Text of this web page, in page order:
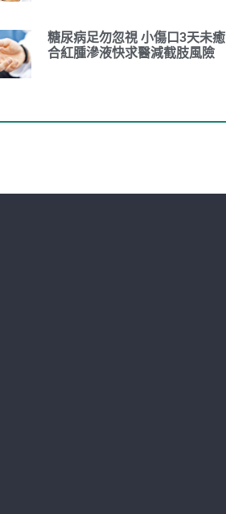
糖尿病足勿忽視 小傷口3天未癒
合紅腫滲液快求醫減截肢風險